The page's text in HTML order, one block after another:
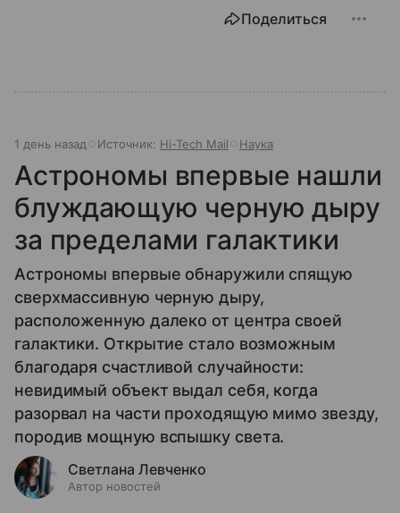
Поделиться
1 день назад Источник: Hi-Tech Mail Наука
Астрономы впервые нашли
блуждающую черную дыру
за пределами галактики
Астрономы впервые обнаружили спящую
сверхмассивную черную дыру,
расположенную далеко от центра своей
галактики. Открытие стало возможным
благодаря счастливой случайности:
невидимый объект выдал себя, когда
разорвал на части проходящую мимо звезду,
породив мощную вспышку света.
Светлана Левченко
Автор новостей